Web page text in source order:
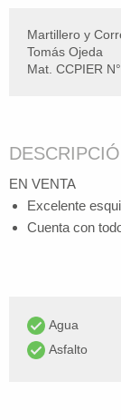
Martillero y
Tomás Ojeda
Mat. CCPIER
EN VENTA
Excelente
Cuenta con
Agua
Asfalto